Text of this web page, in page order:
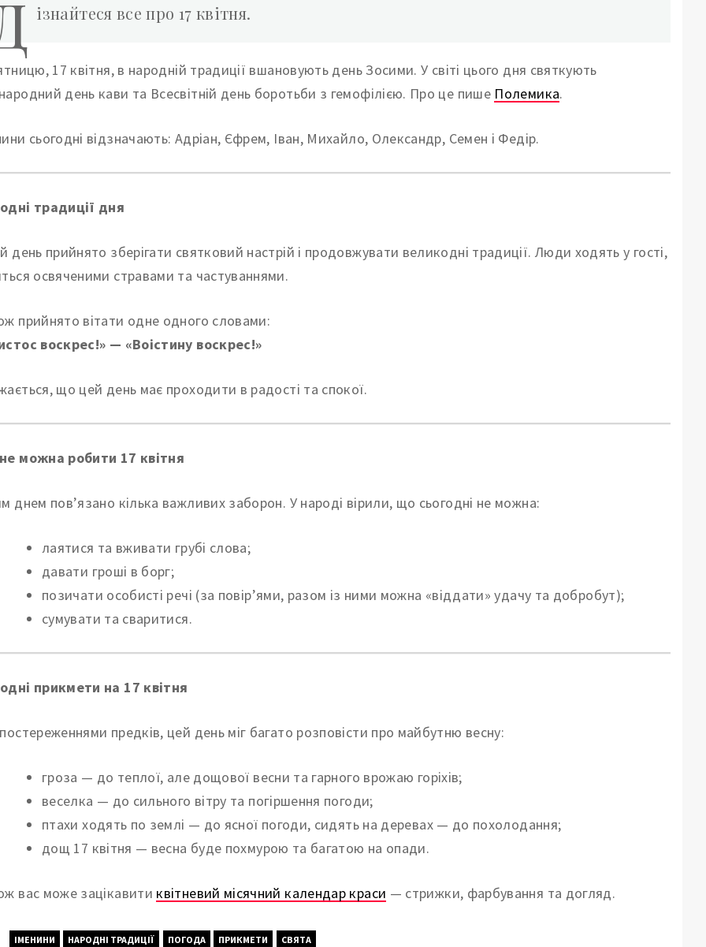
ізнайтеся все про 17 квітня.
17 квітня, в народній традиції вшановують день Зосими. У світі цього дня святкують
день кави та Всесвітній день боротьби з гемофілією. Про це пише Полемика.
сьогодні відзначають: Адріан, Єфрем, Іван, Михайло, Олександр, Семен і Федір.
традиції дня
день прийнято зберігати святковий настрій і продовжувати великодні традиції. Люди ходять у гості,
освяченими стравами та частуваннями.
прийнято вітати одне одного словами:
воскрес!» — «Воістину воскрес!»
що цей день має проходити в радості та спокої.
можна робити 17 квітня
днем пов’язано кілька важливих заборон. У народі вірили, що сьогодні не можна:
лаятися та вживати грубі слова;
давати гроші в борг;
позичати особисті речі (за повір’ями, разом із ними можна «віддати» удачу та добробут);
сумувати та сваритися.
прикмети на 17 квітня
предків, цей день міг багато розповісти про майбутню весну:
гроза — до теплої, але дощової весни та гарного врожаю горіхів;
веселка — до сильного вітру та погіршення погоди;
птахи ходять по землі — до ясної погоди, сидять на деревах — до похолодання;
дощ 17 квітня — весна буде похмурою та багатою на опади.
вас може зацікавити квітневий місячний календар краси — стрижки, фарбування та догляд.
ІМЕНИНИ НАРОДНІ ТРАДИЦІЇ ПОГОДА ПРИКМЕТИ СВЯТА